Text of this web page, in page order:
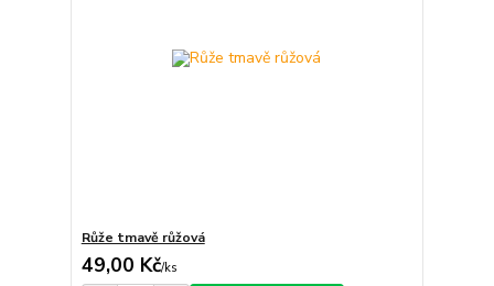
Růže tmavě růžová
49,00 Kč/ks